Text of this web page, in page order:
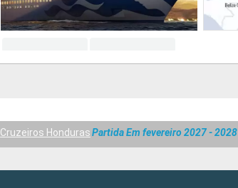
Cruzeiros HondurasPartida Em fevereiro 2027 - 2028